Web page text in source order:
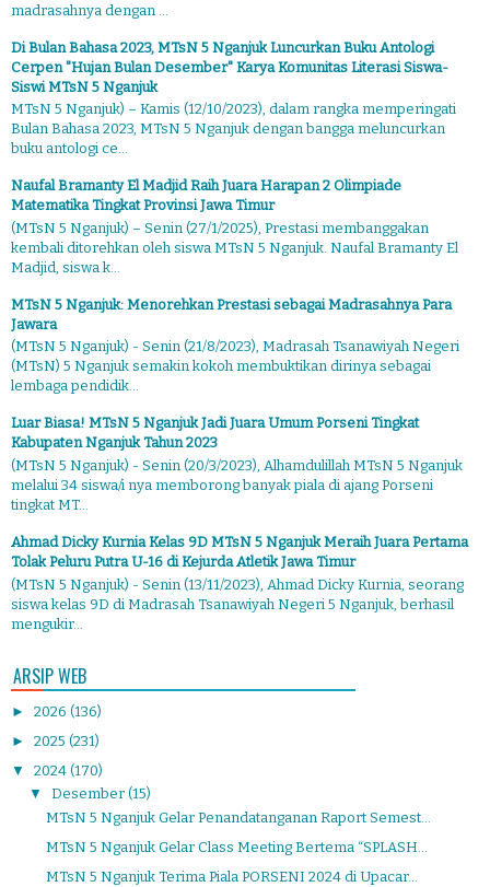
madrasahnya dengan ...
Di Bulan Bahasa 2023, MTsN 5 Nganjuk Luncurkan Buku Antologi
Cerpen "Hujan Bulan Desember" Karya Komunitas Literasi Siswa-
Siswi MTsN 5 Nganjuk
MTsN 5 Nganjuk) – Kamis (12/10/2023), dalam rangka memperingati
Bulan Bahasa 2023, MTsN 5 Nganjuk dengan bangga meluncurkan
buku antologi ce...
Naufal Bramanty El Madjid Raih Juara Harapan 2 Olimpiade
Matematika Tingkat Provinsi Jawa Timur
(MTsN 5 Nganjuk) – Senin (27/1/2025), Prestasi membanggakan
kembali ditorehkan oleh siswa MTsN 5 Nganjuk. Naufal Bramanty El
Madjid, siswa k...
MTsN 5 Nganjuk: Menorehkan Prestasi sebagai Madrasahnya Para
Jawara
(MTsN 5 Nganjuk) - Senin (21/8/2023), Madrasah Tsanawiyah Negeri
(MTsN) 5 Nganjuk semakin kokoh membuktikan dirinya sebagai
lembaga pendidik...
Luar Biasa! MTsN 5 Nganjuk Jadi Juara Umum Porseni Tingkat
Kabupaten Nganjuk Tahun 2023
(MTsN 5 Nganjuk) - Senin (20/3/2023), Alhamdulillah MTsN 5 Nganjuk
melalui 34 siswa/i nya memborong banyak piala di ajang Porseni
tingkat MT...
Ahmad Dicky Kurnia Kelas 9D MTsN 5 Nganjuk Meraih Juara Pertama
Tolak Peluru Putra U-16 di Kejurda Atletik Jawa Timur
(MTsN 5 Nganjuk) - Senin (13/11/2023), Ahmad Dicky Kurnia, seorang
siswa kelas 9D di Madrasah Tsanawiyah Negeri 5 Nganjuk, berhasil
mengukir...
ARSIP WEB
► 2026 (136)
► 2025 (231)
▼ 2024 (170)
▼ Desember (15)
MTsN 5 Nganjuk Gelar Penandatanganan Raport Semest...
MTsN 5 Nganjuk Gelar Class Meeting Bertema “SPLASH...
MTsN 5 Nganjuk Terima Piala PORSENI 2024 di Upacar...